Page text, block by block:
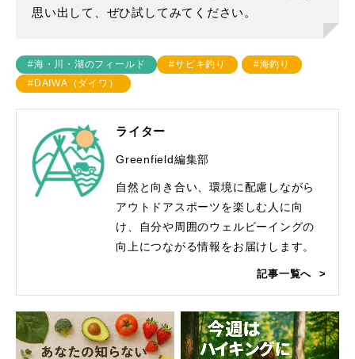
思い出して、ぜひ試してみてください。
#海・川・湖のフィールド #サビキ釣り
#海釣り
#DAIWA（ダイワ）
ライター
Greenfield編集部
自然と向き合い、環境に配慮しながら
アウトドアスポーツを楽しむ人に向
け、自分や周囲のウェルビーイングの
向上につながる情報をお届けします。
記事一覧へ